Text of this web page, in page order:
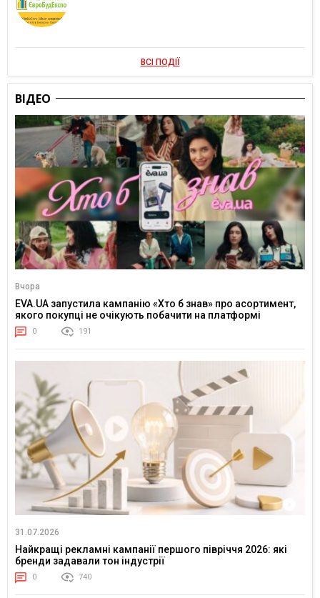
ВСІ ПОДІЇ
ВІДЕО
Вчора
EVA.UA запустила кампанію «Хто б знав» про асортимент,
якого покупці не очікують побачити на платформі
0 191
31.07.2026
Найкращі рекламні кампанії першого півріччя 2026: які
бренди задавали тон індустрії
0 740